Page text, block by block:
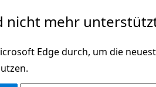
nicht mehr
Edge durch, um die